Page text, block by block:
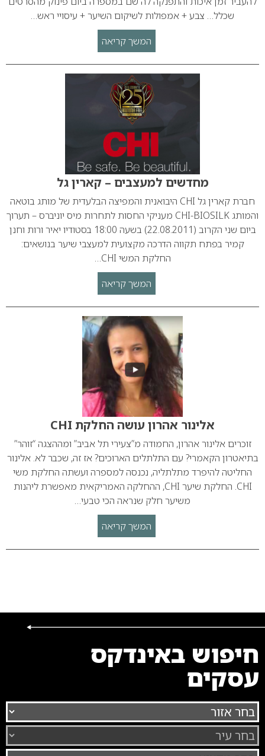
שכלל… צבע + אמפולות לשיקום השיער + עיסויי ראש…
המשך קריאה
מחדשים למעצבים – קארין גל
חברת קארין גל CHI היבואנית והמפיצה הבלעדית של מותג בוטאה
והמותג CHI-BIOSILK מעניקי החסות לתחרות מיס יוניברס – תערוך
ביום שני הקרוב (22.08.2011) בשעה 18:00 בסטודיו יאיר ורות וחנן
קמיר בפתח תקווה הדרכה מקצועית למעצבי שיער בנושאים:
החלקת המשי CHI…
המשך קריאה
אלינור אהרון עושה החלקת CHI
זוכרים אלינור אהרון, החמודה מ”צעירי תל אביב” ומההצגה “זוהר”
בתיאטרון הקאמרי? עם התלתלים הארוכים? אז זה, שכבר לא. אלינור
החליטה להיפרד מתלתליה, נכנסה למספרה ועשתה החלקת משי
CHI. החלקת שיער CHI, ההחלקה האמריקאית מאפשרת ליהנות
משיער חלק שנראה הכי טבעי…
המשך קריאה
חיפוש באינדקס
עסקים